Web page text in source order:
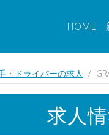
HOME
・ドライバーの求人
求人